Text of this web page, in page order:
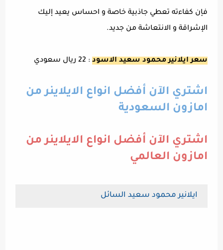
فإن كفاءته تعطي جاذبية خاصة و احساس يعيد إليك
الإشراقة و الانتعاشة من جديد.
سعر ايلانير محمود سعيد الاسود : 22 ريال سعودي
اشتري الآن أفضل انواع الايلاينر من
امازون السعودية
اشتري الآن أفضل انواع الايلاينر من
امازون العالمي
ايلانير محمود سعيد السائل